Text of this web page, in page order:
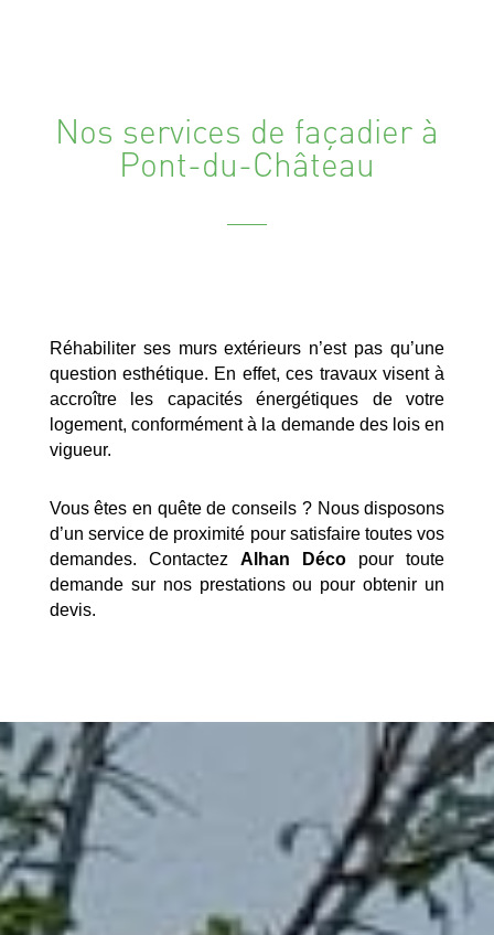
Nos services de façadier à
Pont-du-Château
Réhabiliter ses murs extérieurs n’est pas qu’une
question esthétique. En effet, ces travaux visent à
accroître les capacités énergétiques de votre
logement, conformément à la demande des lois en
vigueur.
Vous êtes en quête de conseils ? Nous disposons
d’un service de proximité pour satisfaire toutes vos
demandes. Contactez Alhan Déco pour toute
demande sur nos prestations ou pour obtenir un
devis.